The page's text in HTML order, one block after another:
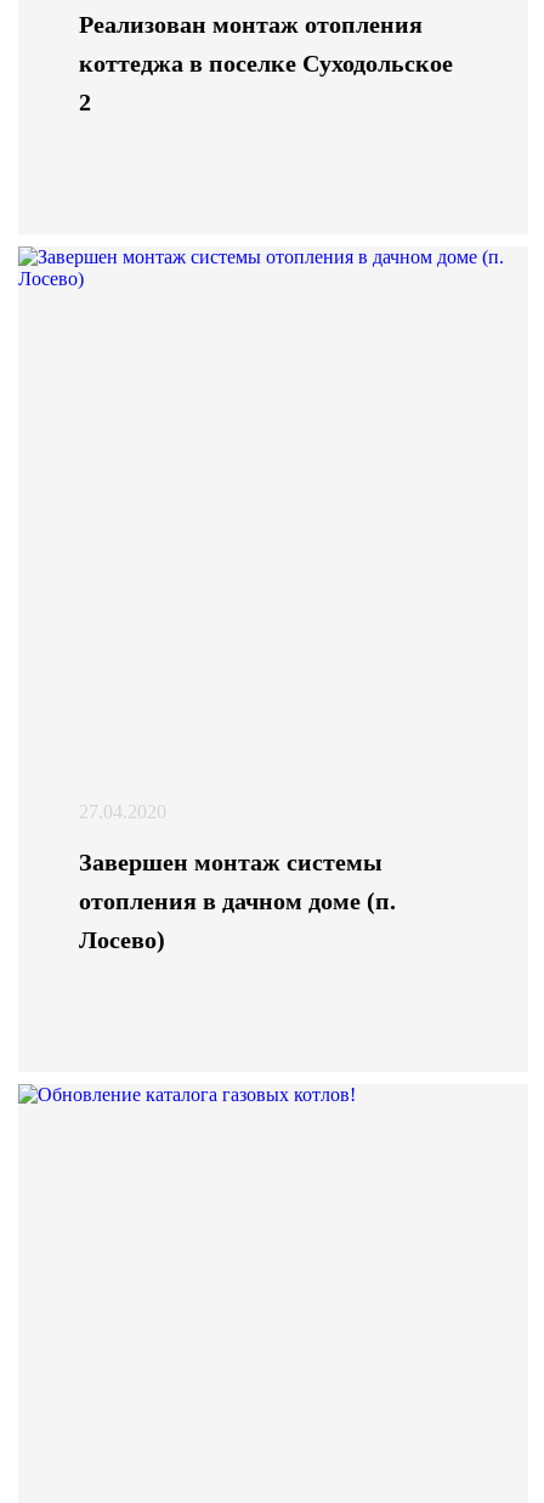
Реализован монтаж отопления
коттеджа в поселке Суходольское
2
27.04.2020
Завершен монтаж системы
отопления в дачном доме (п.
Лосево)